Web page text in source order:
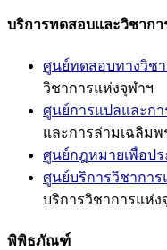
บริการทดสอบและวิชากา
ศูนย์ทดสอบทางวิช
วิชาการแห่งจุฬาฯ
ศูนย์การแปลและกา
และการล่ามเฉลิมพ
ศูนย์กฎหมายเพื่อป
ศูนย์บริการวิชากา
บริการวิชาการแห่
พิพิธภัณฑ์